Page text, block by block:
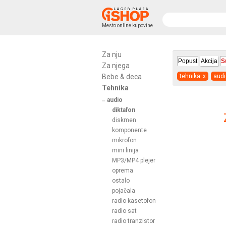
Mesto online kupovine
Za nju
Za njega
Bebe & deca
Tehnika
audio
diktafon
diskmen
komponente
mikrofon
mini linija
MP3/MP4 plejer
oprema
ostalo
pojačala
radio kasetofon
radio sat
radio tranzistor
Popust Akcija
tehnika x